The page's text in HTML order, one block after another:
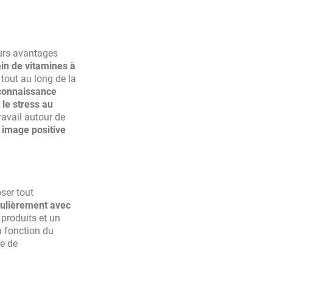
avantages
de vitamines à
tout au long de la
stress au
autour de
image positive
tout
avec
et un
fonction du
de